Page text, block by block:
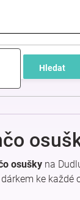
Hledat
osušky na
ke každé